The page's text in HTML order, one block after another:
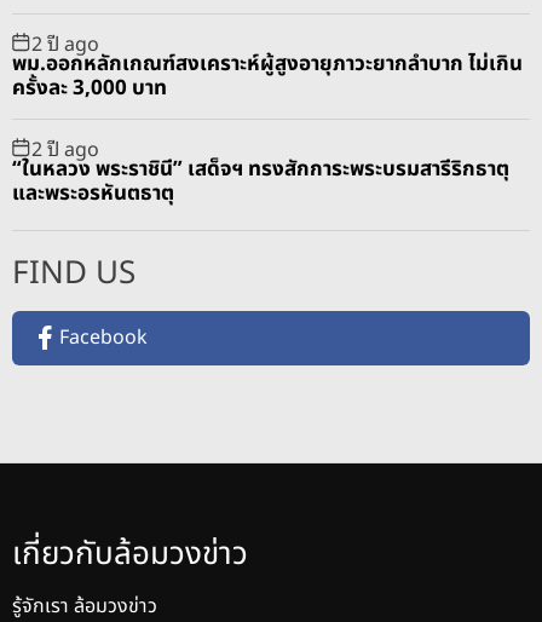
2 ปี ago
พม.ออกหลักเกณฑ์สงเคราะห์ผู้สูงอายุภาวะยากลำบาก ไม่เกิน
ครั้งละ 3,000 บาท
2 ปี ago
“ในหลวง พระราชินี” เสด็จฯ ทรงสักการะพระบรมสารีริกธาตุ
และพระอรหันตธาตุ
FIND US
Facebook
เกี่ยวกับล้อมวงข่าว
รู้จักเรา ล้อมวงข่าว